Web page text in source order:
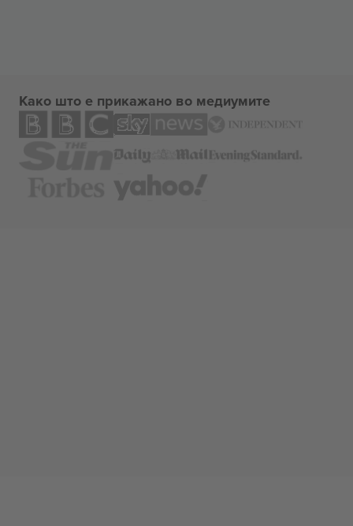
Како што е прикажано во медиумите